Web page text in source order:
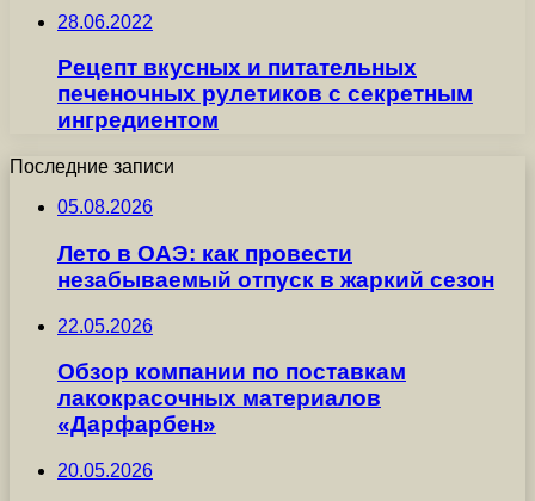
28.06.2022
Рецепт вкусных и питательных
печеночных рулетиков с секретным
ингредиентом
Последние записи
05.08.2026
Лето в ОАЭ: как провести
незабываемый отпуск в жаркий сезон
22.05.2026
Обзор компании по поставкам
лакокрасочных материалов
«Дарфарбен»
20.05.2026